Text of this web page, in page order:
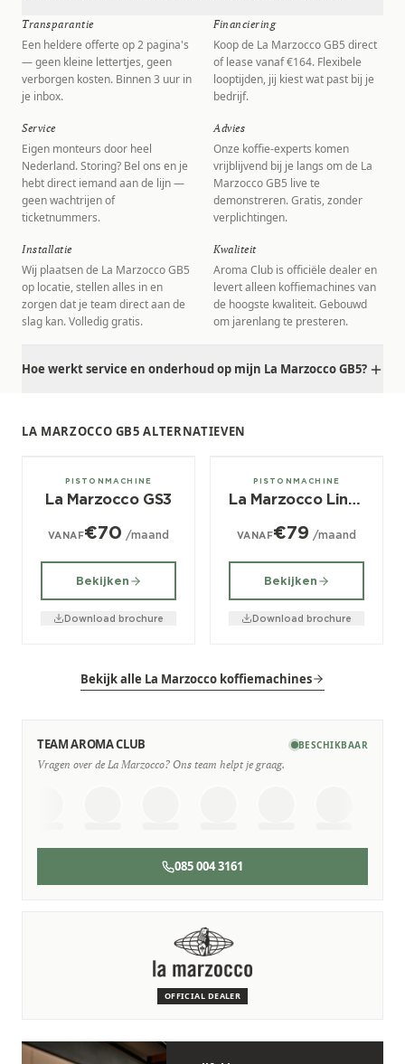
Transparantie
Een heldere offerte op 2 pagina's
— geen kleine lettertjes, geen
verborgen kosten. Binnen 3 uur in
je inbox.
Financiering
Koop de La Marzocco GB5 direct
of lease vanaf €164. Flexibele
looptijden, jij kiest wat past bij je
bedrijf.
Service
Eigen monteurs door heel
Nederland. Storing? Bel ons en je
hebt direct iemand aan de lijn —
geen wachtrijen of
ticketnummers.
Advies
Onze koffie-experts komen
vrijblijvend bij je langs om de La
Marzocco GB5 live te
demonstreren. Gratis, zonder
verplichtingen.
Installatie
Wij plaatsen de La Marzocco GB5
op locatie, stellen alles in en
zorgen dat je team direct aan de
slag kan. Volledig gratis.
Kwaliteit
Aroma Club is officiële dealer en
levert alleen koffiemachines van
de hoogste kwaliteit. Gebouwd
om jarenlang te presteren.
Hoe werkt service en onderhoud op mijn La Marzocco GB5?
LA MARZOCCO GB5 ALTERNATIEVEN
1 groeps
PISTONMACHINE
La Marzocco GS3
VANAF€70 /maand
Bekijken
Download brochure
1 groeps
PISTONMACHINE
La Marzocco Linea Mini
VANAF€79 /maand
Bekijken
Download brochure
Bekijk alle La Marzocco koffiemachines
TEAM AROMA CLUB BESCHIKBAAR
Vragen over de La Marzocco? Ons team helpt je graag.
085 004 3161
OFFICIAL DEALER
Wij staan voor je klaar
Deskundige monteurs die verstand hebben van La
Persoonlijk, snel en zonder gedoe.